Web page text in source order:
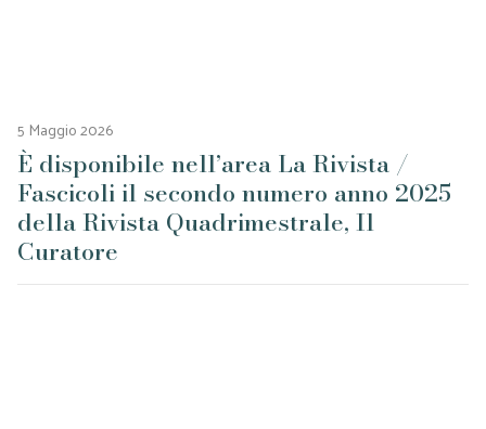
5 Maggio 2026
È disponibile nell’area La Rivista /
Fascicoli il secondo numero anno 2025
della Rivista Quadrimestrale, Il
Curatore